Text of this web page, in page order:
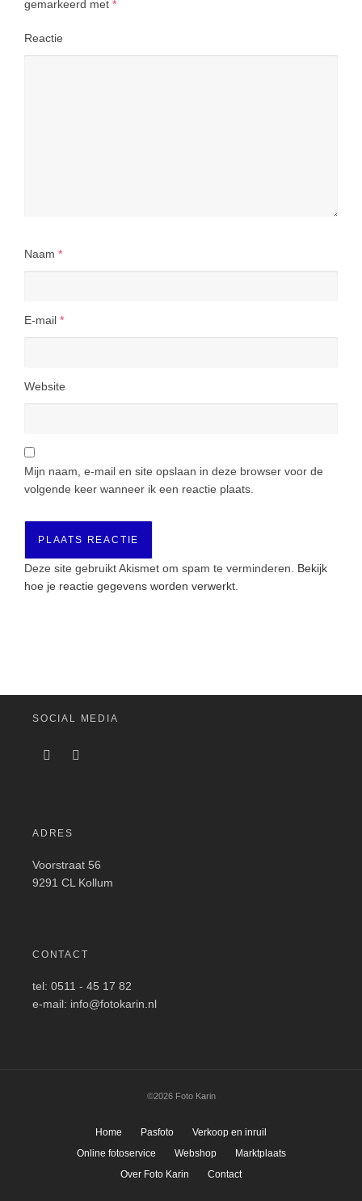
gemarkeerd met *
Reactie
Naam *
E-mail *
Website
Mijn naam, e-mail en site opslaan in deze browser voor de
volgende keer wanneer ik een reactie plaats.
Deze site gebruikt Akismet om spam te verminderen. Bekijk
hoe je reactie gegevens worden verwerkt
SOCIAL MEDIA
ADRES
Voorstraat 56
9291 CL Kollum
CONTACT
tel: 0511 - 45 17 82
e-mail: info@fotokarin.nl
©2026 Foto Karin
Home Pasfoto
Verkoop en inruil
Online fotoservice
Webshop
Marktplaats
Over Foto Karin
Contact